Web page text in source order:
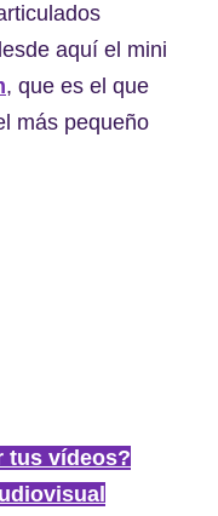
aquí el mini
, que es el que
más pequeño
tus vídeos?